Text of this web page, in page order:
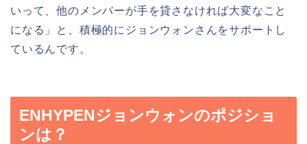
いって、他のメンバーが手を貸さなければ大変なこと
になる」と、積極的にジョンウォンさんをサポートし
ているんです。
ENHYPENジョンウォンのポジショ
ンは？